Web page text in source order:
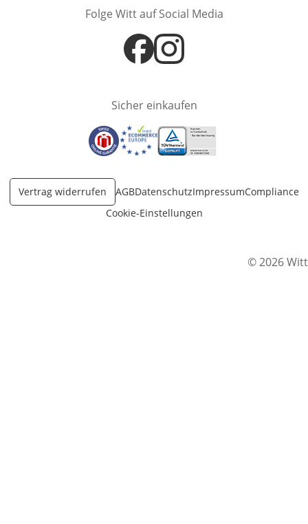
Folge Witt auf Social Media
Öffnet in neuem Fenster
Öffnet in neuem Fenster
Sicher einkaufen
Öffnet in neuem Fenster
Öffnet in neuem Fenster
Öffnet in neuem Fenster
Vertrag widerrufen AGBDatenschutzImpressumCompliance
Cookie-Einstellungen
© 2026 Witt